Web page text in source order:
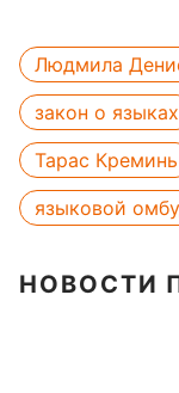
Людмила
закон о языках
Тарас Креминь
языковой
НОВОСТИ